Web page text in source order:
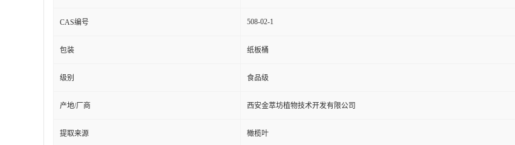
CAS编号 508-02-1
包装 纸板桶
级别 食品级
产地/厂商 西安金萃坊植物技术开发有限公司
提取来源 橄榄叶